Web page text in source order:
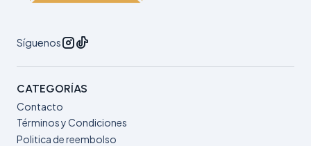
Síguenos
CATEGORÍAS
Contacto
Términos y Condiciones
Politica de reembolso